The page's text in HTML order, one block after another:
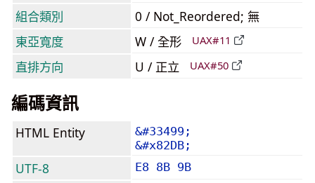
組合類別
0 / Not_Reordered; 無
東亞寬度
W / 全形 UAX#11
直排方向 U / 正立 UAX#50
編碼資訊
HTML Entity
&#33499;
&#x82DB;
UTF-8 E8 8B 9B